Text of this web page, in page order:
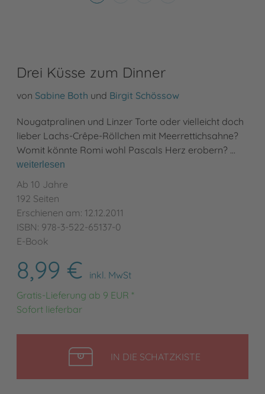
Drei Küsse zum Dinner
von Sabine Both und Birgit Schössow
Nougatpralinen und Linzer Torte oder vielleicht doch
lieber Lachs-Crêpe-Röllchen mit Meerrettichsahne?
Womit könnte Romi wohl Pascals Herz erobern? …
weiterlesen
Ab 10 Jahre
192 Seiten
Erschienen am: 12.12.2011
ISBN: 978-3-522-65137-0
E-Book
8,99 €
inkl. MwSt
Gratis-Lieferung ab 9 EUR *
Sofort lieferbar
IN DIE SCHATZKISTELEGEN